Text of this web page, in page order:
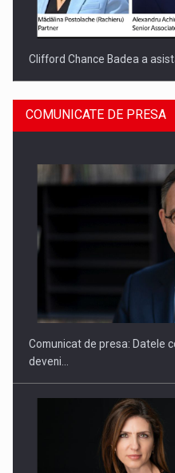
Clifford Chance Badea a
SAPTE PERSONALITATI DIN
COMUNICATE DE PRESA
Comunicat de presa: Datele
deveni…